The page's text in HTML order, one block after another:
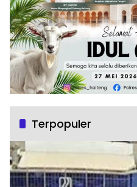
Terpopuler